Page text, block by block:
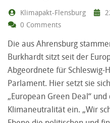
Klimapakt-Flensburg
0 Comments
Die aus Ahrensburg
Burkhardt sitzt seit der
Abgeordnete für Schleswig-
Parlament. Hier setzt sie
„European Green Deal“
Klimaneutralität ein. „Wir